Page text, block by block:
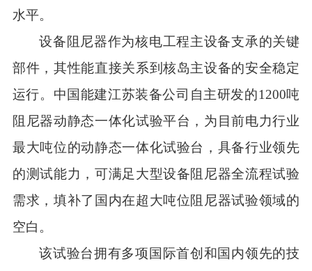
水平。
设备阻尼器作为核电工程主设备支承的关键
部件，其性能直接关系到核岛主设备的安全稳定
运行。中国能建江苏装备公司自主研发的1200吨
阻尼器动静态一体化试验平台，为目前电力行业
最大吨位的动静态一体化试验台，具备行业领先
的测试能力，可满足大型设备阻尼器全流程试验
需求，填补了国内在超大吨位阻尼器试验领域的
空白。
该试验台拥有多项国际首创和国内领先的技